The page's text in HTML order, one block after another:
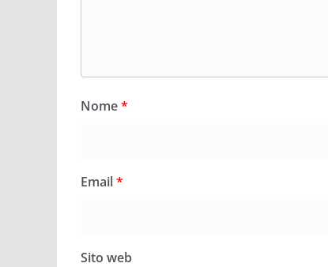
Nome*
Email*
Sito web